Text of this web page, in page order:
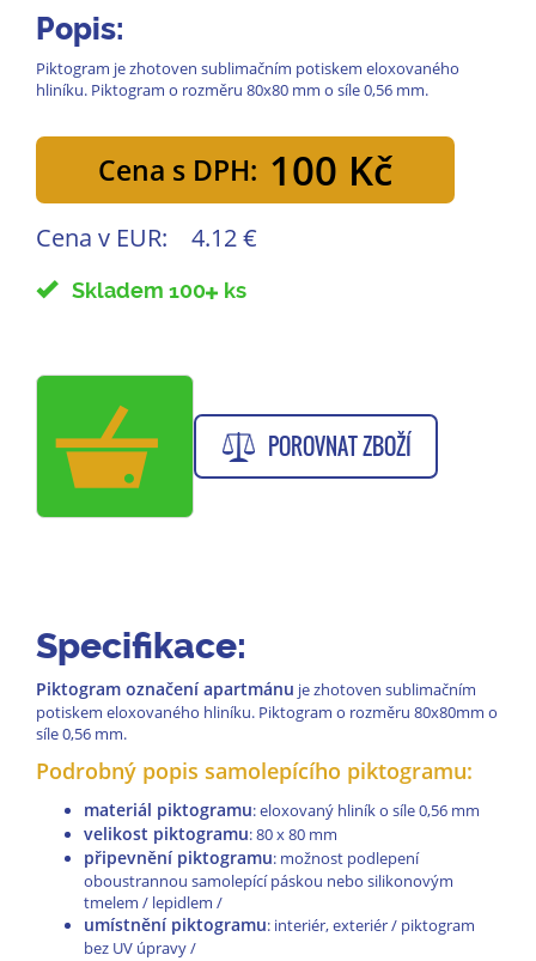
Popis:
Piktogram je zhotoven sublimačním potiskem eloxovaného
hliníku. Piktogram o rozměru 80x80 mm o síle 0,56 mm.
Cena s DPH: 100 Kč
Cena v EUR: 4.12 €
Skladem 100 ks
POROVNAT ZBOŽÍ
Specifikace:
Piktogram označení apartmánu je zhotoven sublimačním
potiskem eloxovaného hliníku. Piktogram o rozměru 80x80mm o
síle 0,56 mm.
Podrobný popis samolepícího piktogramu:
materiál piktogramu: eloxovaný hliník o síle 0,56 mm
velikost piktogramu: 80 x 80 mm
připevnění piktogramu: možnost podlepení
oboustrannou samolepící páskou nebo silikonovým
tmelem / lepidlem /
umístnění piktogramu: interiér, exteriér / piktogram
bez UV úpravy /